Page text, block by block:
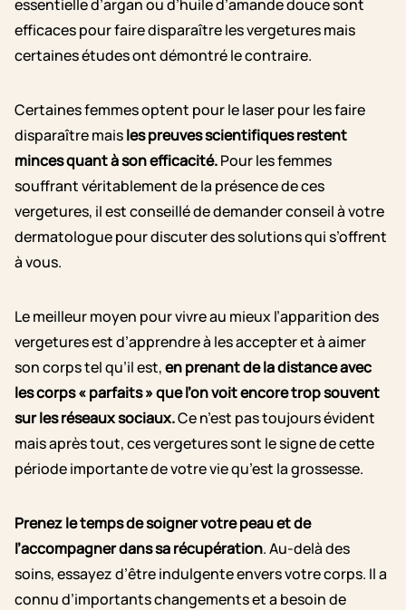
essentielle d’argan ou d’huile d’amande douce sont
efficaces pour faire disparaître les vergetures mais
certaines études ont démontré le contraire.
Certaines femmes optent pour le laser pour les faire
disparaître maisles preuves scientifiques restent
minces quant à son efficacité.Pour les femmes
souffrant véritablement de la présence de ces
vergetures, il est conseillé de demander conseil à votre
dermatologue pour discuter des solutions qui s’offrent
à vous.
Le meilleur moyen pour vivre au mieux l’apparition des
vergetures est d’apprendre à les accepter et à aimer
son corps tel qu’il est,en prenant de la distance avec
les corps « parfaits » que l’on voit encore trop souvent
sur les réseaux sociaux.Ce n’est pas toujours évident
mais après tout, ces vergetures sont le signe de cette
période importante de votre vie qu’est la grossesse.
Prenez le temps de soigner votre peau et de
l’accompagner dans sa récupération. Au-delà des
soins, essayez d’être indulgente envers votre corps. Il a
connu d’importants changements et a besoin de